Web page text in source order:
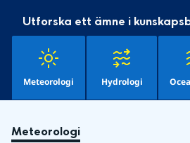
Utforska ett ämne i
Meteorologi Hydrologi
Meteorologi